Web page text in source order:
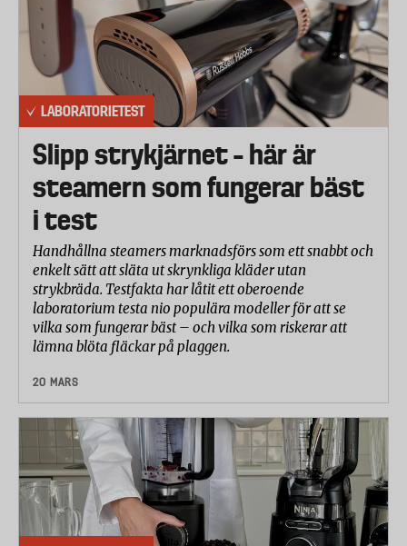
LABORATORIETEST
Slipp strykjärnet – här är
steamern som fungerar bäst
i test
Handhållna steamers marknadsförs som ett snabbt och
enkelt sätt att släta ut skrynkliga kläder utan
strykbräda. Testfakta har låtit ett oberoende
laboratorium testa nio populära modeller för att se
vilka som fungerar bäst – och vilka som riskerar att
lämna blöta fläckar på plaggen.
20 MARS